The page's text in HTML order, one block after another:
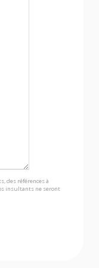
des références à
insultants ne seront